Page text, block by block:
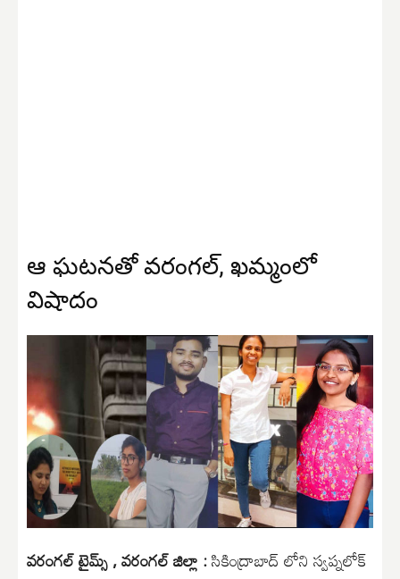
ఆ ఘటనతో వరంగల్, ఖమ్మంలో
విషాదం
వరంగల్ టైమ్స్ , వరంగల్ జిల్లా :సికింద్రాబాద్ లోని స్వప్నలోక్